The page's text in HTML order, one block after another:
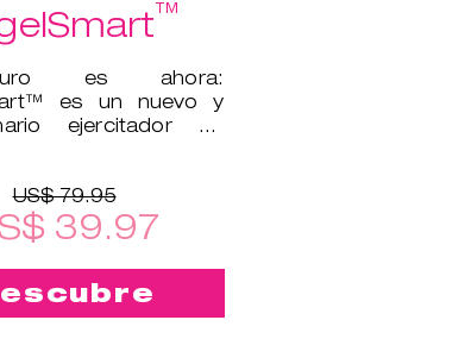
™
es ahora:
es un nuevo y
ejercitador de
US$ 79.95
39.97